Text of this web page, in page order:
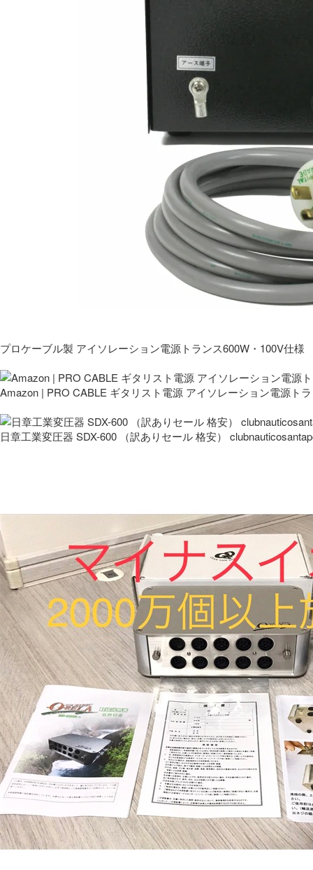
プロケーブル製 アイソレーション電源トランス600W・100V仕様
Amazon | PRO CABLE ギタリスト電源 アイソレーション電源ト
日章工業変圧器 SDX-600 （訳ありセール 格安）